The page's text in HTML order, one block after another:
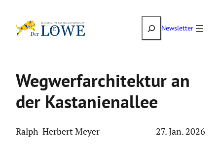
Inhalt
SuchenNewsletter
Wegwer­far­chi­tektur an
der Kasta­ni­en­allee
Ralph-Herbert Meyer 27. Jan. 2026